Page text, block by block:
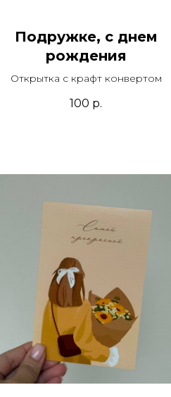
Подружке, с днем
рождения
Открытка с крафт конвертом
100 р.